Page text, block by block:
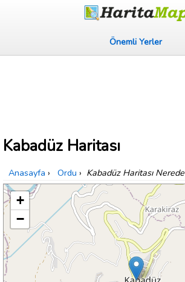
Önemli Yerler
Kabadüz Haritası
Anasayfa › Ordu › Kabadüz Haritası Nerede
+
−